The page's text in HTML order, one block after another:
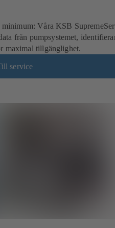
Våra KSB
från pumpsystemet,
maximal tillgänglighet.
service